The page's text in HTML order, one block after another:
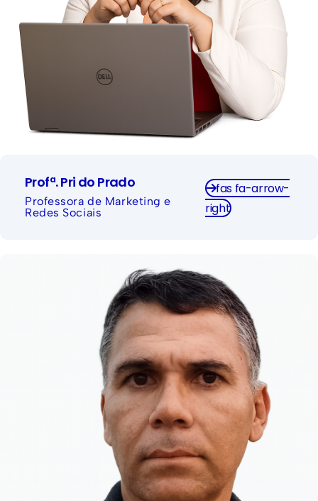
Profª. Pri do Prado
Professora de Marketing e
Redes Sociais
fas fa-arrow-
right
om mais de 20 anos de carreira em tecnologia da
informação, André Figueiredo é Desenvolvedor
Full Stack e atua como Analista II no Sebrae/RJ.
Com especialização em Design de Interface
Gráfica para Sistemas de Informação (2009), ele é
especializado em transformar desafios de negócio
em soluções digitais de alta performance, com
foco principal no ecossistema Joomla.
Desde a época do ASP Clássico e utilizando o
Microsoft Access como “banco de dados”, sua
experiência abrange a arquitetura de sistemas,
desenvolvimento back-end com PHP,
gerenciamento de banco de dados SQL e a
customização profunda de componentes-chave
como o RSForm! Pro. Em seus projetos, demonstra